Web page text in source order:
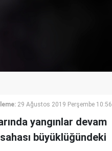
29 Ağustos 2019 Perşembe 10:56
yangınlar devam
büyüklüğündeki